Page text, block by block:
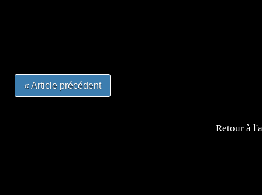
« Article précédent
Retour à